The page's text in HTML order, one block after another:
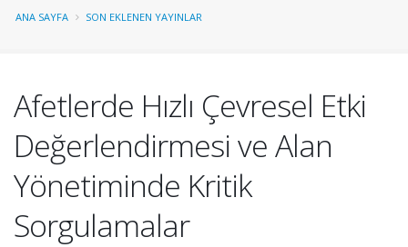
ANA SAYFA SON EKLENEN YAYINLAR
Afetlerde Hızlı Çevresel Etki
Değerlendirmesi ve Alan
Yönetiminde Kritik
Sorgulamalar